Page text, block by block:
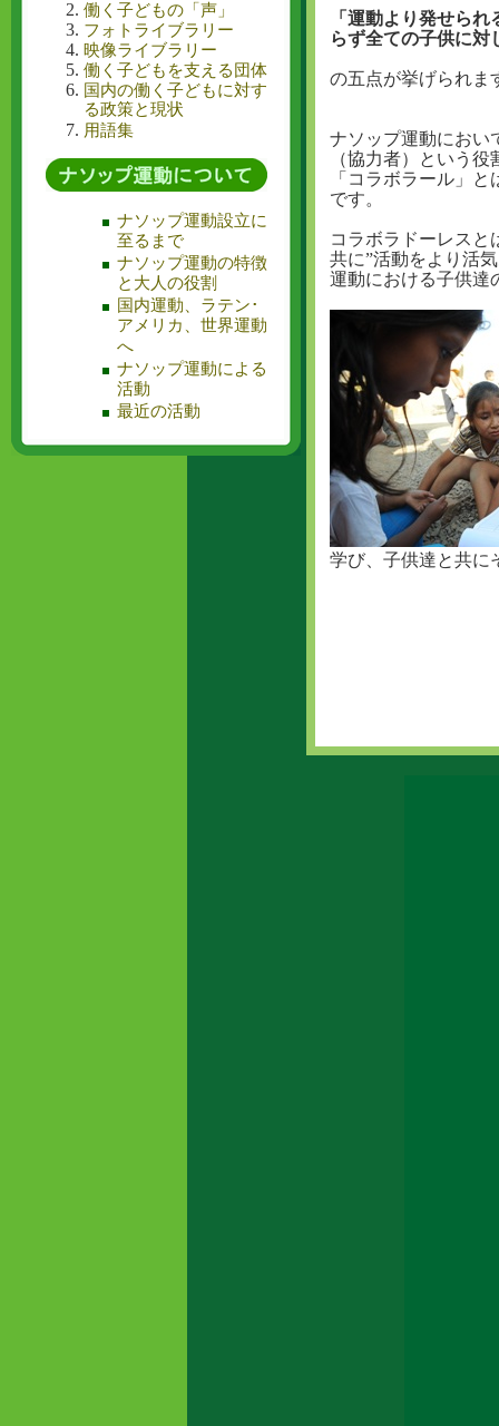
働く子どもの「声」
フォトライブラリー
映像ライブラリー
働く子どもを支える団体
国内の働く子どもに対す
る政策と現状
用語集
ナソップ運動設立に
至るまで
ナソップ運動の特徴
と大人の役割
国内運動、ラテン･
アメリカ、世界運動
へ
ナソップ運動による
活動
最近の活動
「運動より発せら
らず全ての子供に対
の五点が挙げられま
ナソップ運動におい
（協力者）という
「コラボラール」
です。
コラボラドーレスと
共に”活動をより活
運動における子供達
学び、子供達と共に